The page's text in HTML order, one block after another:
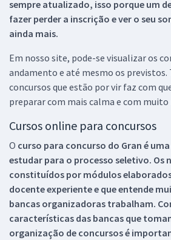
sempre atualizado, isso porque um
fazer perder a inscrição e ver o seu
ainda mais.
Em nosso site, pode-se visualizar os
andamento e até mesmo os previstos.
concursos que estão por vir faz com
preparar com mais calma e com muito
Cursos online para concursos
O curso para concurso do Gran é
estudar para o processo seletivo. Os
constituídos por módulos
docente experiente e que entende
bancas organizadoras trabalham.
características das bancas que
organização de concursos é